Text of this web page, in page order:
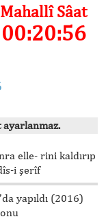
Mahallî Sâat
00:20:56
ayarlanmaz.
elle- rini kaldırıp
i şerîf
yapıldı (2016)